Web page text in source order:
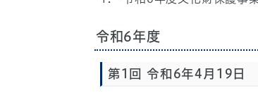
令和6年度
第1回 令和6年4月19日